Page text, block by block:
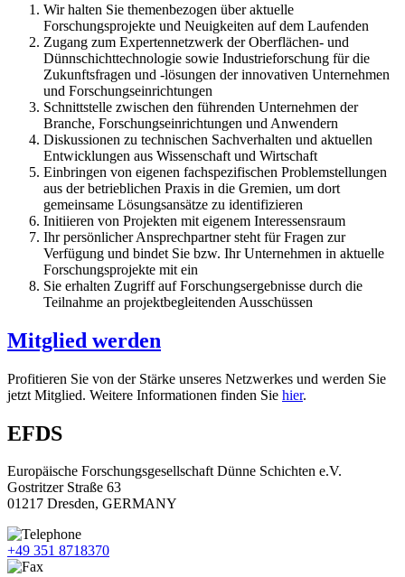
Wir halten Sie themenbezogen über aktuelle
Forschungsprojekte und Neuigkeiten auf dem Laufenden
Zugang zum Expertennetzwerk der Oberflächen- und
Dünnschichttechnologie sowie Industrieforschung für die
Zukunftsfragen und -lösungen der innovativen Unternehmen
und Forschungseinrichtungen
Schnittstelle zwischen den führenden Unternehmen der
Branche, Forschungseinrichtungen und Anwendern
Diskussionen zu technischen Sachverhalten und aktuellen
Entwicklungen aus Wissenschaft und Wirtschaft
Einbringen von eigenen fachspezifischen Problemstellungen
aus der betrieblichen Praxis in die Gremien, um dort
gemeinsame Lösungsansätze zu identifizieren
Initiieren von Projekten mit eigenem Interessensraum
Ihr persönlicher Ansprechpartner steht für Fragen zur
Verfügung und bindet Sie bzw. Ihr Unternehmen in aktuelle
Forschungsprojekte mit ein
Sie erhalten Zugriff auf Forschungsergebnisse durch die
Teilnahme an projektbegleitenden Ausschüssen
Mitglied werden
Profitieren Sie von der Stärke unseres Netzwerkes und werden Sie
jetzt Mitglied. Weitere Informationen finden Sie hier.
EFDS
Europäische Forschungsgesellschaft Dünne Schichten e.V.
Gostritzer Straße 63
01217 Dresden, GERMANY
+49 351 8718370